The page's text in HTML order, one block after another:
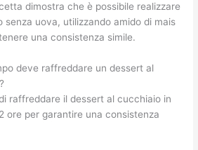
dimostra che è possibile realizzare
senza uova, utilizzando amido di mais
una consistenza simile.
deve raffreddare un dessert al
raffreddare il dessert al cucchiaio in
ore per garantire una consistenza